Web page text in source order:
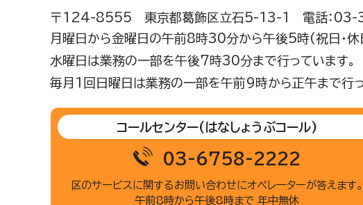
〒124-8555 東京都葛飾区立石5-13-1 電話：03-
月曜日から金曜日の午前8時30分から午後5時(祝日・
水曜日は業務の一部を午後7時30分まで行っています。
毎月1回日曜日は業務の一部を午前9時から正午まで行っ
コールセンター(はなしょうぶコール)
03-6758-2222
区のサービスに関するお問い合わせにオペレーターが答えます。
午前8時から午後8時まで 年中無休